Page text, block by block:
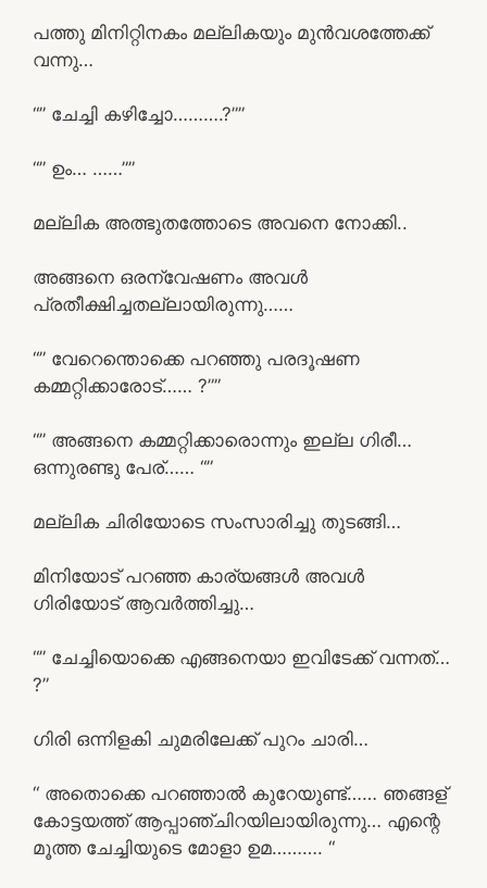
പത്തു മിനിറ്റിനകം മല്ലികയും മുൻവശത്തേക്ക്
വന്നു…
“” ചേച്ചി കഴിച്ചോ……….?””
“” ഉം… ……””
മല്ലിക അത്ഭുതത്തോടെ അവനെ നോക്കി..
അങ്ങനെ ഒരന്വേഷണം അവൾ
പ്രതീക്ഷിച്ചതല്ലായിരുന്നു……
“” വേറെന്തൊക്കെ പറഞ്ഞു പരദൂഷണ
കമ്മറ്റിക്കാരോട്…… ?””
“” അങ്ങനെ കമ്മറ്റിക്കാരൊന്നും ഇല്ല ഗിരീ…
ഒന്നുരണ്ടു പേര്…… “”
മല്ലിക ചിരിയോടെ സംസാരിച്ചു തുടങ്ങി…
മിനിയോട് പറഞ്ഞ കാര്യങ്ങൾ അവൾ
ഗിരിയോട് ആവർത്തിച്ചു…
“” ചേച്ചിയൊക്കെ എങ്ങനെയാ ഇവിടേക്ക് വന്നത്…
?”
ഗിരി ഒന്നിളകി ചുമരിലേക്ക് പുറം ചാരി…
“ അതൊക്കെ പറഞ്ഞാൽ കുറേയുണ്ട്…… ഞങ്ങള്
കോട്ടയത്ത് ആപ്പാഞ്ചിറയിലായിരുന്നു… എന്റെ
മൂത്ത ചേച്ചിയുടെ മോളാ ഉമ………. “